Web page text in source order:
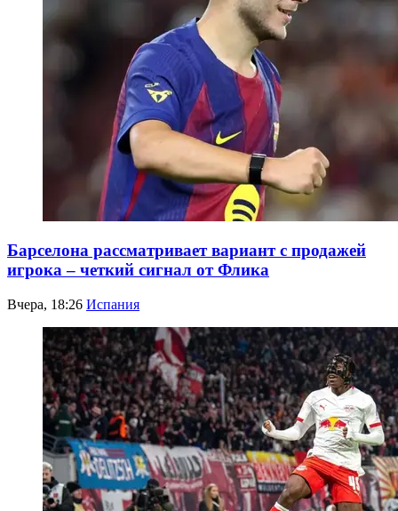
Барселона рассматривает вариант с продажей
игрока – четкий сигнал от Флика
Вчера, 18:26 Испания